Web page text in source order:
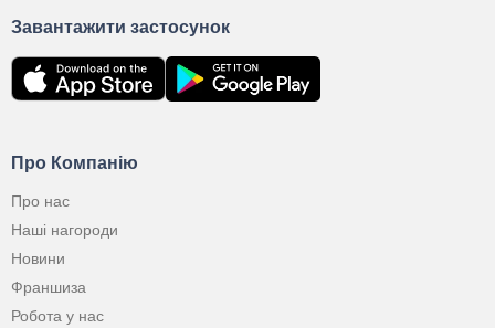
Про Компанію
Про нас
Наші нагороди
Новини
Франшиза
Робота у нас
Завантажити застосунок